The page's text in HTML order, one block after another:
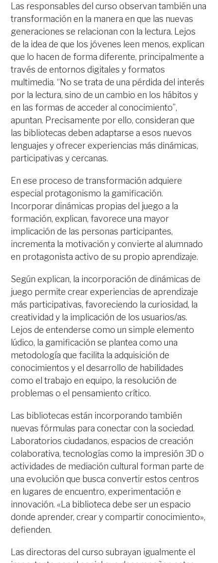
Las responsables del curso observan también una
transformación en la manera en que las nuevas
generaciones se relacionan con la lectura. Lejos
de la idea de que los jóvenes leen menos, explican
que lo hacen de forma diferente, principalmente a
través de entornos digitales y formatos
multimedia. “No se trata de una pérdida del interés
por la lectura, sino de un cambio en los hábitos y
en las formas de acceder al conocimiento”,
apuntan. Precisamente por ello, consideran que
las bibliotecas deben adaptarse a esos nuevos
lenguajes y ofrecer experiencias más dinámicas,
participativas y cercanas.
En ese proceso de transformación adquiere
especial protagonismo la gamificación.
Incorporar dinámicas propias del juego a la
formación, explican, favorece una mayor
implicación de las personas participantes,
incrementa la motivación y convierte al alumnado
en protagonista activo de su propio aprendizaje.
Según explican, la incorporación de dinámicas de
juego permite crear experiencias de aprendizaje
más participativas, favoreciendo la curiosidad, la
creatividad y la implicación de los usuarios/as.
Lejos de entenderse como un simple elemento
lúdico, la gamificación se plantea como una
metodología que facilita la adquisición de
conocimientos y el desarrollo de habilidades
como el trabajo en equipo, la resolución de
problemas o el pensamiento crítico.
Las bibliotecas están incorporando también
nuevas fórmulas para conectar con la sociedad.
Laboratorios ciudadanos, espacios de creación
colaborativa, tecnologías como la impresión 3D o
actividades de mediación cultural forman parte de
una evolución que busca convertir estos centros
en lugares de encuentro, experimentación e
innovación. «La biblioteca debe ser un espacio
donde aprender, crear y compartir conocimiento»,
defienden.
Las directoras del curso subrayan igualmente el